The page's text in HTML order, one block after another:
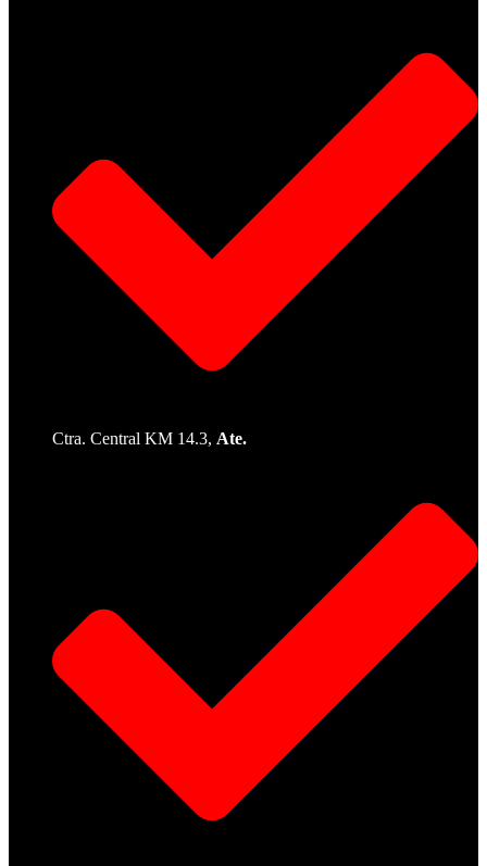
Ctra. Central KM 14.3, Ate.